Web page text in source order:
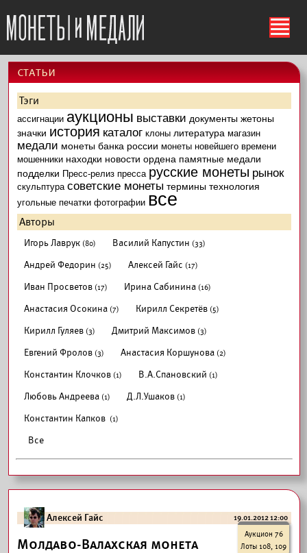
ś
cтатьи
Тэги
ассигнации аукционы выставки документы жетоны
значки история каталог клоны литература магазин
медали монеты банка россии монеты новейшего времени
мошенники находки новости ордена памятные медали
подделки
Пресс-релиз пресса русские монеты рынок
скульптура советские монеты термины технология
угольные печатки фотографии все
Авторы
Игорь Лаврук (80) Василий Капустин (33)
Андрей Федорин (25) Алексей Гайс (17)
Иван Просветов (17) Ирина Сабинина (16)
Анастасия Осокина (7) Кирилл Секретёв (5)
Кирилл Гуляев (3) Дмитрий Максимов (3)
Евгений Фролов (3) Анастасия Коршунова (2)
Константин Клочков (1) В.А.Спановский (1)
Любовь Андреева (1) Д.Л.Ушаков (1)
Константин Капков (1)
Все
Алексей Гайс
19.01.2012 12:00
Аукцион 76
Лоты 108, 109
Молдаво-Валахская монета